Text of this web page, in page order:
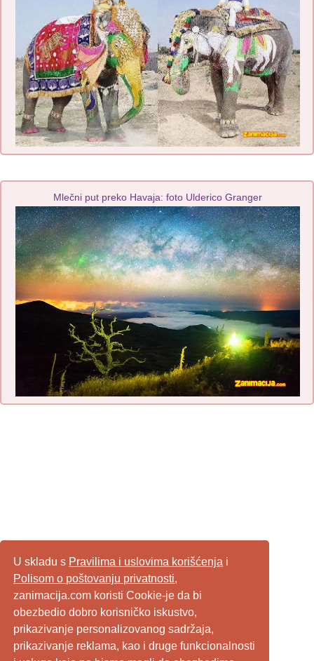
U skladu s Pravilima i uslovima korišćenja i
Polisom o poštovanju privatnosti,
zanimacija.com koristi Cookie-je da bi
obezbedio dobro korisničko iskustvo,
prikazivanje personalizovanog sadržaja,
prikazivanje reklama, kao i druge funkcionalnosti
Mlečni put preko Havaja: foto Ulderico Granger